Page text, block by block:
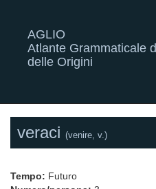
AGLIO
Atlante Grammaticale
delle Origini
veraci (venire, v.)
Tempo: Futuro